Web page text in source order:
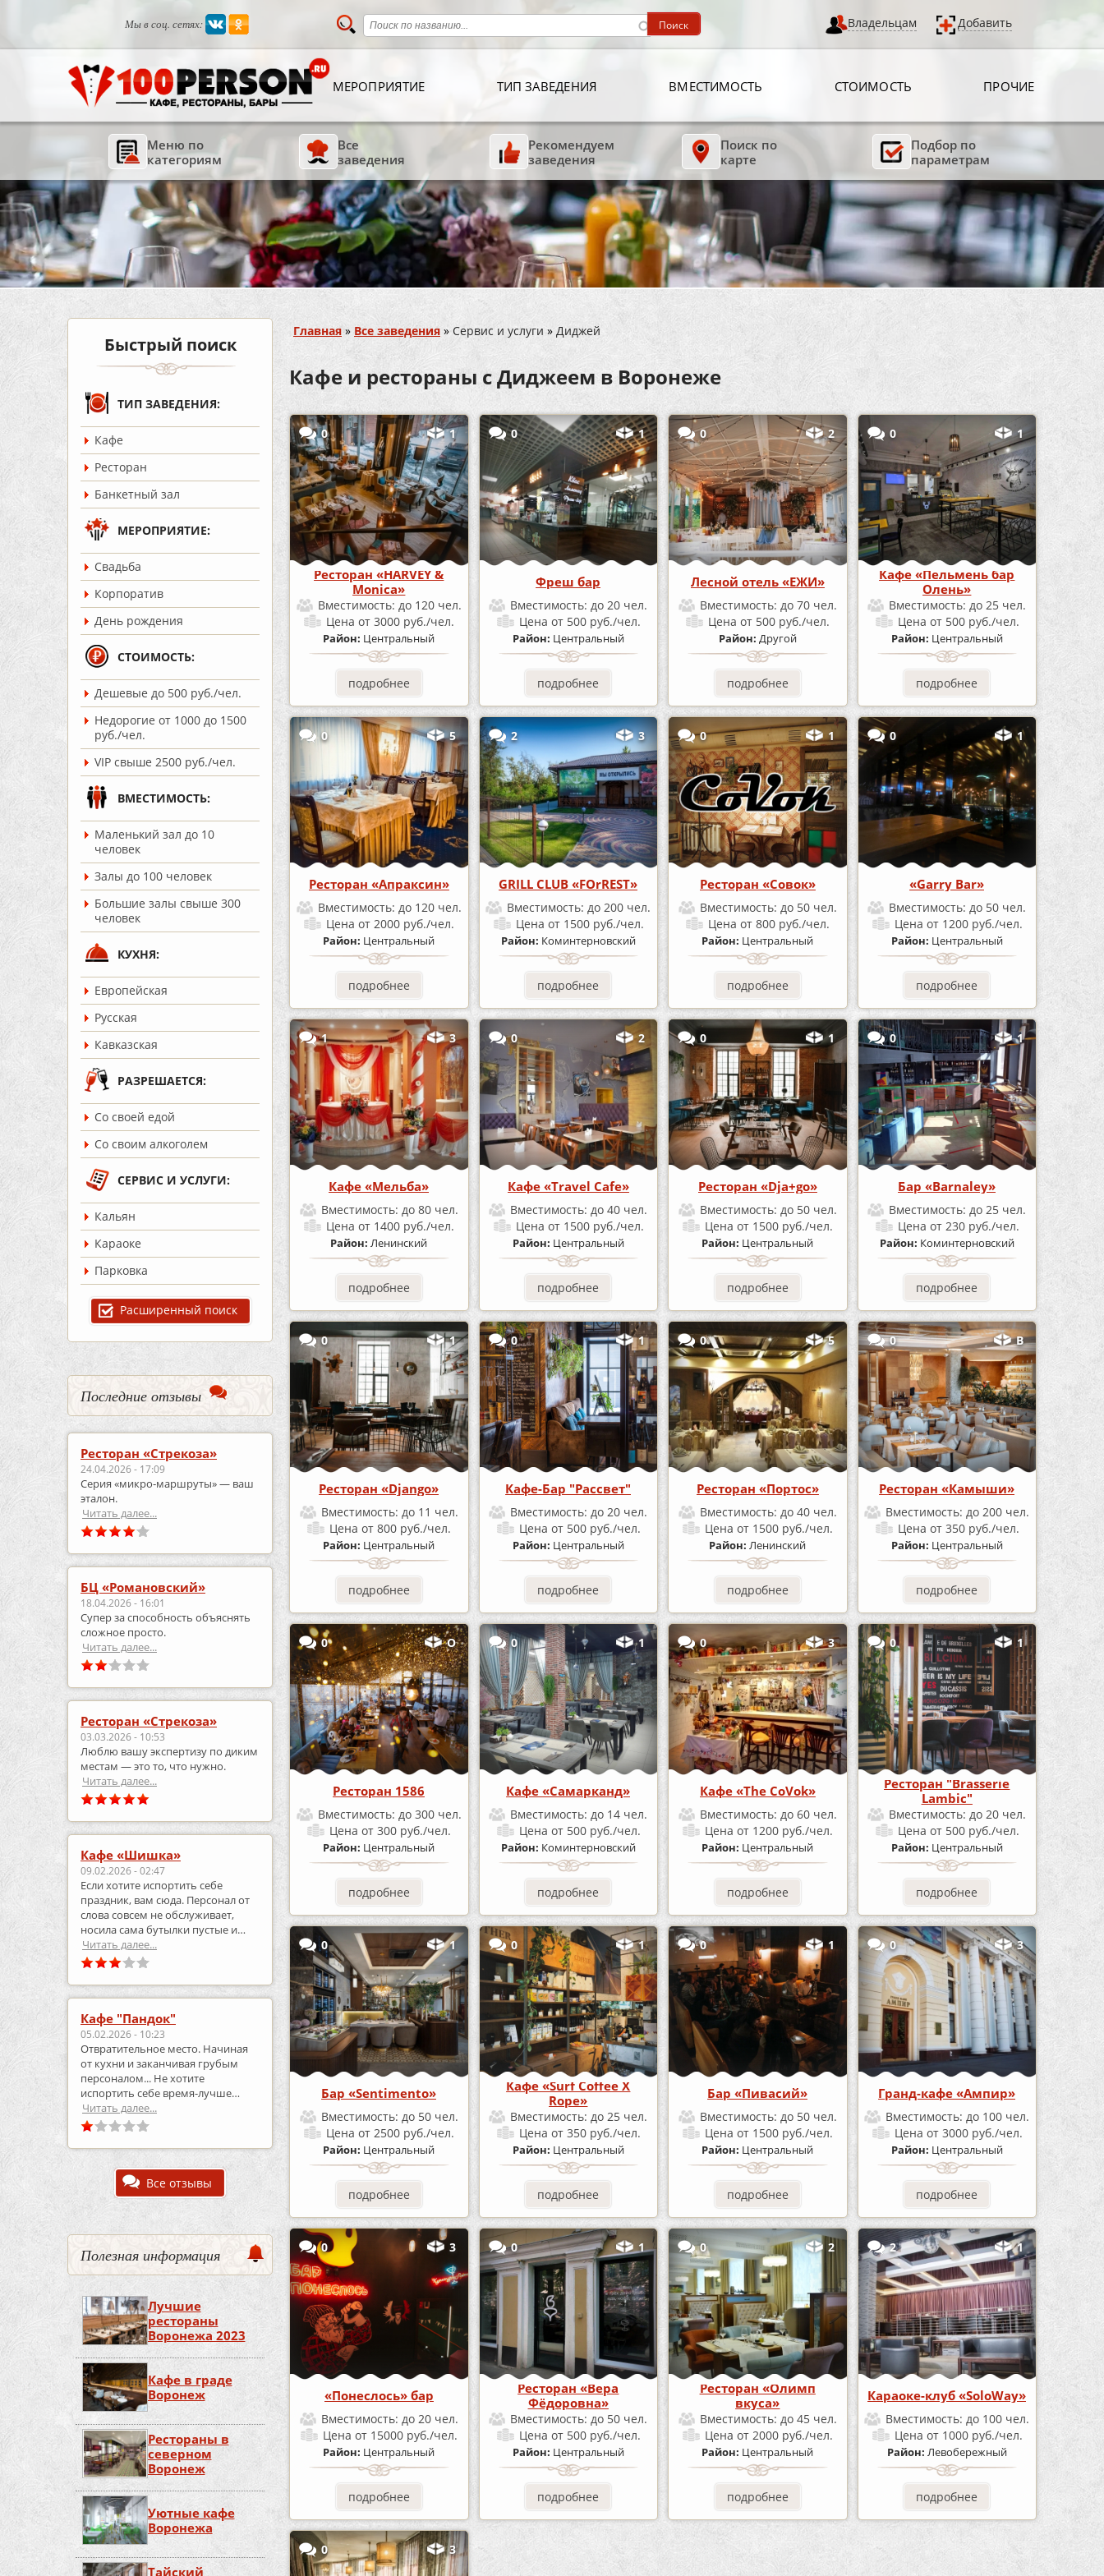
Мы в соц. сетях: Владельцам Добавить
МЕРОПРИЯТИЕ ТИП ЗАВЕДЕНИЯ ВМЕСТИМОСТЬ СТОИМОСТЬ ПРОЧИЕ
Меню по
категориям
Все
заведения
Рекомендуем
заведения
Поиск по
карте
Подбор по
параметрам
Быстрый поиск
ТИП ЗАВЕДЕНИЯ:
Кафе
Ресторан
Банкетный зал
МЕРОПРИЯТИЕ:
Cвадьба
Корпоратив
День рождения
СТОИМОСТЬ:
Дешевые до 500 руб./чел.
Недорогие от 1000 до 1500
руб./чел.
VIP свыше 2500 руб./чел.
ВМЕСТИМОСТЬ:
Маленький зал до 10
человек
Залы до 100 человек
Большие залы свыше 300
человек
КУХНЯ:
Европейская
Русская
Кавказская
РАЗРЕШАЕТСЯ:
Со своей едой
Со своим алкоголем
СЕРВИС И УСЛУГИ:
Кальян
Караоке
Парковка
Расширенный поиск
Последние отзывы
Ресторан «Стрекоза»
24.04.2026 - 17:09
Серия «микро‑маршруты» — ваш
эталон.
Читать далее...
БЦ «Романовский»
18.04.2026 - 16:01
Супер за способность объяснять
сложное просто.
Читать далее...
Ресторан «Стрекоза»
03.03.2026 - 10:53
Люблю вашу экспертизу по диким
местам — это то, что нужно.
Читать далее...
Кафе «Шишка»
09.02.2026 - 02:47
Если хотите испортить себе
праздник, вам сюда. Персонал от
слова совсем не обслуживает,
носила сама бутылки пустые и
приносила полные.
Читать далее...
Кафе "Пандок"
05.02.2026 - 10:23
Отвратительное место. Начиная
от кухни и заканчивая грубым
персоналом... Не хотите
испортить себе время-лучше
выберите что-то другое..
Читать далее...
Все отзывы
Полезная информация
Лучшие
рестораны
Воронежа 2023
Кафе в граде
Воронеж
Рестораны в
северном
Воронеж
Уютные кафе
Воронежа
Тайский
Вы здесь
Главная » Все заведения » Сервис и услуги » Диджей
Кафе и рестораны с Диджеем в Воронеже
0 1
Ресторан «HARVEY &
Monica»
Вместимость: до 120 чел.
Ценаот 3000 руб./чел.
Район: Центральный
подробнее
0 1
Фреш бар
Вместимость:до 20 чел.
Цена от 500 руб./чел.
Район: Центральный
подробнее
0 2
Лесной отель «ЕЖИ»
Вместимость: до 70 чел.
Ценаот 500 руб./чел.
Район: Другой
подробнее
0 1
Кафе «Пельмень бар
Олень»
Вместимость:до 25 чел.
Цена от 500 руб./чел.
Район: Центральный
подробнее
0 5
Ресторан «Апраксин»
Вместимость: до 120 чел.
Ценаот 2000 руб./чел.
Район: Центральный
подробнее
2 3
GRILL CLUB «FOrREST»
Вместимость:до 200 чел.
Цена от 1500 руб./чел.
Район: Коминтерновский
подробнее
0 1
Ресторан «Совок»
Вместимость: до 50 чел.
Ценаот 800 руб./чел.
Район: Центральный
подробнее
0 1
«Garry Bar»
Вместимость:до 50 чел.
Цена от 1200 руб./чел.
Район: Центральный
подробнее
1 3
Кафе «Мельба»
Вместимость: до 80 чел.
Ценаот 1400 руб./чел.
Район:Ленинский
подробнее
0 2
Кафе «Travel Cafe»
Вместимость:до 40 чел.
Цена от 1500 руб./чел.
Район: Центральный
подробнее
0 1
Ресторан «Dja+go»
Вместимость: до 50 чел.
Ценаот 1500 руб./чел.
Район: Центральный
подробнее
0 1
Бар «Barnaley»
Вместимость:до 25 чел.
Цена от 230 руб./чел.
Район: Коминтерновский
подробнее
0 1
Ресторан «Django»
Вместимость: до 11 чел.
Ценаот 800 руб./чел.
Район: Центральный
подробнее
0 1
Кафе-Бар "Рассвет"
Вместимость:до 20 чел.
Цена от 500 руб./чел.
Район: Центральный
подробнее
0 5
Ресторан «Портос»
Вместимость: до 40 чел.
Ценаот 1500 руб./чел.
Район:Ленинский
подробнее
0 В
Ресторан «Камыши»
Вместимость:до 200 чел.
Цена от 350 руб./чел.
Район: Центральный
подробнее
0 О
Ресторан 1586
Вместимость: до 300 чел.
Ценаот 300 руб./чел.
Район: Центральный
подробнее
0 1
Кафе «Самарканд»
Вместимость:до 14 чел.
Цена от 500 руб./чел.
Район: Коминтерновский
подробнее
0 3
Кафе «The CoVok»
Вместимость: до 60 чел.
Ценаот 1200 руб./чел.
Район: Центральный
подробнее
0 1
Ресторан "Brasserie
Lambic"
Вместимость:до 20 чел.
Цена от 500 руб./чел.
Район: Центральный
подробнее
0 1
Бар «Sentimento»
Вместимость: до 50 чел.
Ценаот 2500 руб./чел.
Район: Центральный
подробнее
0 1
Кафе «Surf Coffee X
Rope»
Вместимость:до 25 чел.
Цена от 350 руб./чел.
Район: Центральный
подробнее
0 1
Бар «Пивасий»
Вместимость: до 50 чел.
Ценаот 1500 руб./чел.
Район: Центральный
подробнее
0 3
Гранд-кафе «Ампир»
Вместимость:до 100 чел.
Цена от 3000 руб./чел.
Район: Центральный
подробнее
0 3
«Понеслось» бар
Вместимость: до 20 чел.
Ценаот 15000 руб./чел.
Район: Центральный
подробнее
0 1
Ресторан «Вера
Фёдоровна»
Вместимость:до 50 чел.
Цена от 500 руб./чел.
Район: Центральный
подробнее
0 2
Ресторан «Олимп
вкуса»
Вместимость: до 45 чел.
Ценаот 2000 руб./чел.
Район: Центральный
подробнее
2 1
Караоке-клуб «SoloWay»
Вместимость:до 100 чел.
Цена от 1000 руб./чел.
Район: Левобережный
подробнее
0 3